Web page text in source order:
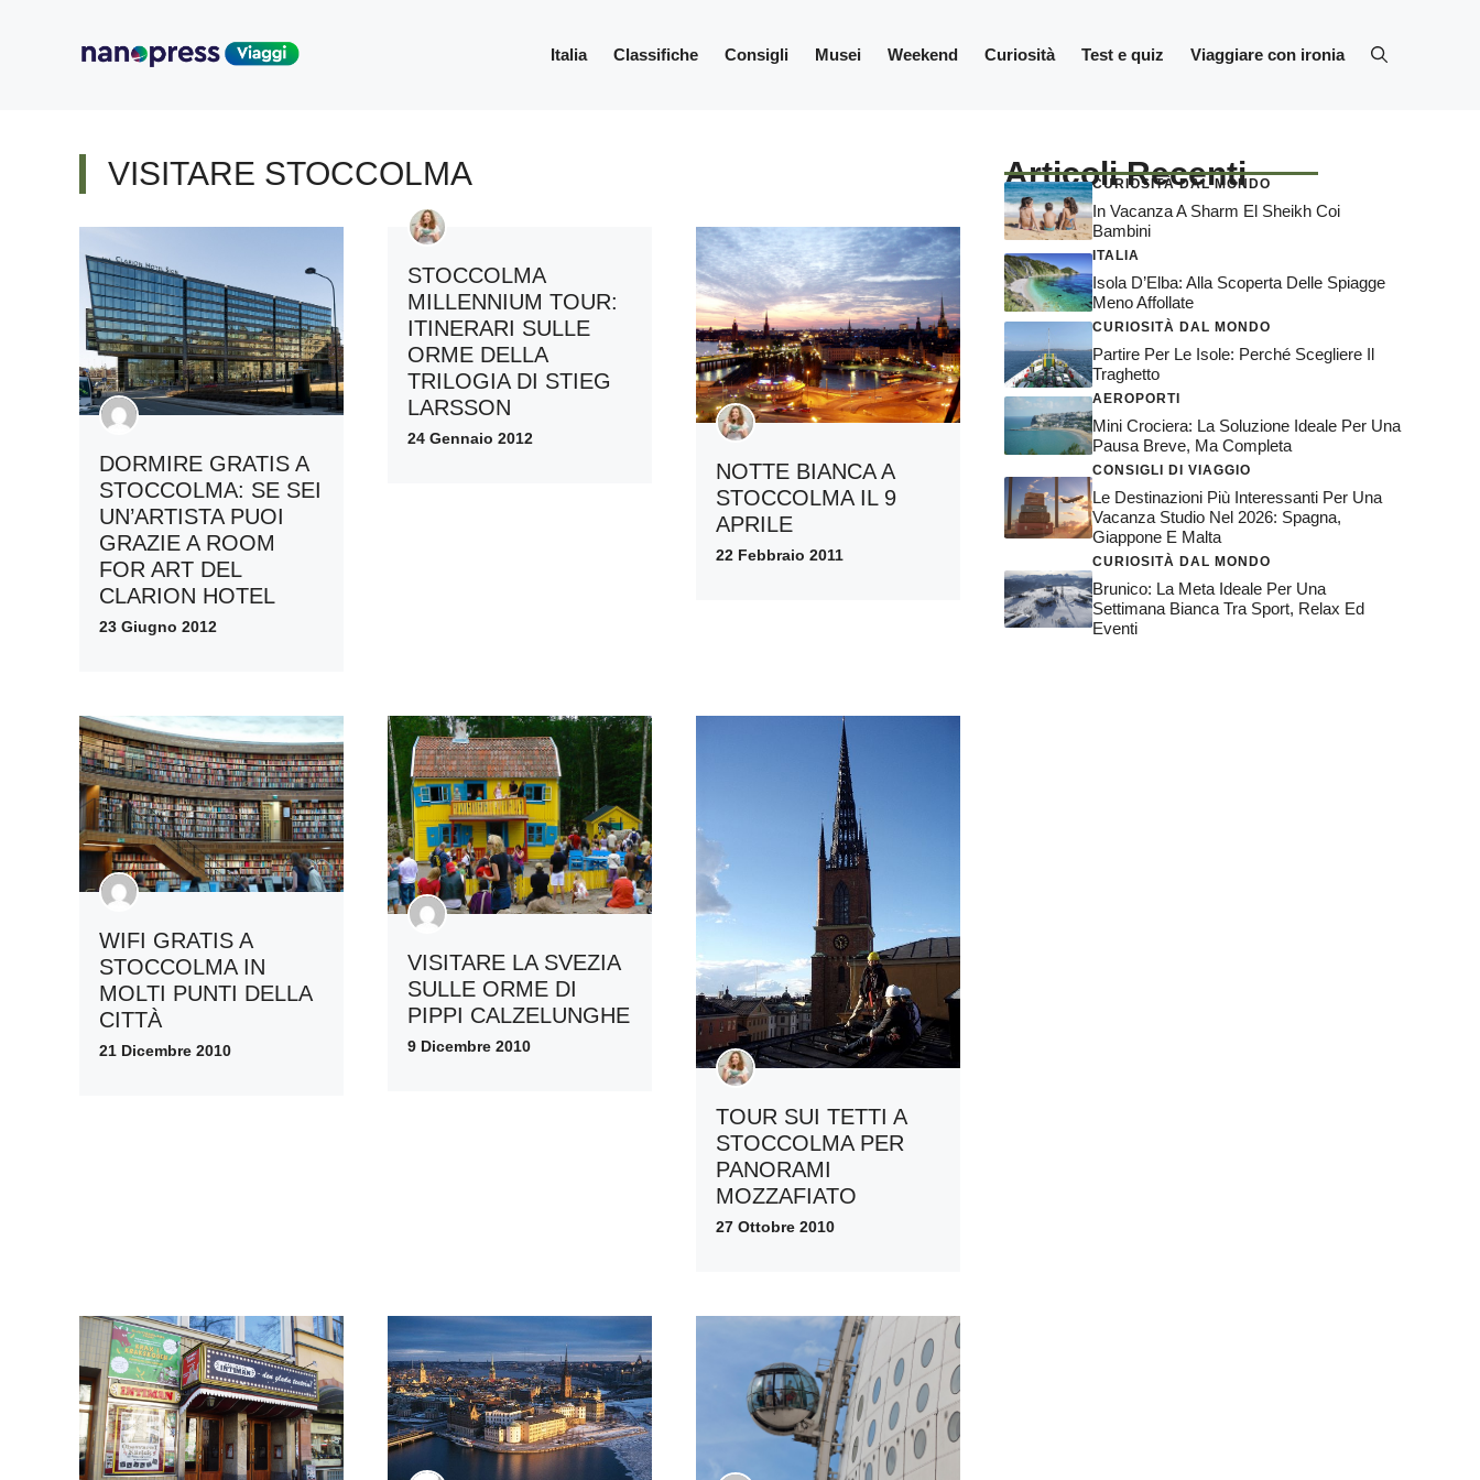
Italia Classifiche Consigli Musei Weekend Curiosità Test e quiz Viaggiare con ironia
VISITARE STOCCOLMA
DORMIRE GRATIS A
STOCCOLMA: SE SEI
UN’ARTISTA PUOI
GRAZIE A ROOM
FOR ART DEL
CLARION HOTEL
23 Giugno 2012
STOCCOLMA
MILLENNIUM TOUR:
ITINERARI SULLE
ORME DELLA
TRILOGIA DI STIEG
LARSSON
24 Gennaio 2012
NOTTE BIANCA A
STOCCOLMA IL 9
APRILE
22 Febbraio 2011
WIFI GRATIS A
STOCCOLMA IN
MOLTI PUNTI DELLA
CITTÀ
21 Dicembre 2010
VISITARE LA SVEZIA
SULLE ORME DI
PIPPI CALZELUNGHE
9 Dicembre 2010
TOUR SUI TETTI A
STOCCOLMA PER
PANORAMI
MOZZAFIATO
27 Ottobre 2010
Articoli Recenti
CURIOSITÀ DAL MONDO
In Vacanza A Sharm El Sheikh Coi
Bambini
ITALIA
Isola D’Elba: Alla Scoperta Delle Spiagge
Meno Affollate
CURIOSITÀ DAL MONDO
Partire Per Le Isole: Perché Scegliere Il
Traghetto
AEROPORTI
Mini Crociera: La Soluzione Ideale Per Una
Pausa Breve, Ma Completa
CONSIGLI DI VIAGGIO
Le Destinazioni Più Interessanti Per Una
Vacanza Studio Nel 2026: Spagna,
Giappone E Malta
CURIOSITÀ DAL MONDO
Brunico: La Meta Ideale Per Una
Settimana Bianca Tra Sport, Relax Ed
Eventi